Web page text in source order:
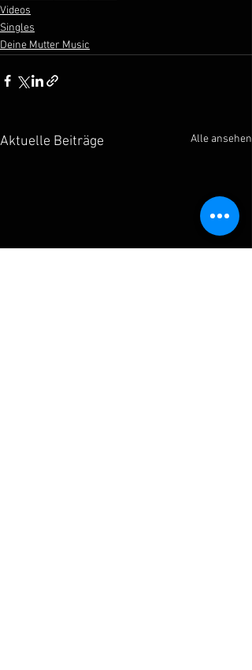
Videos
Singles
Deine Mutter Music
Aktuelle Beiträge Alle ansehen